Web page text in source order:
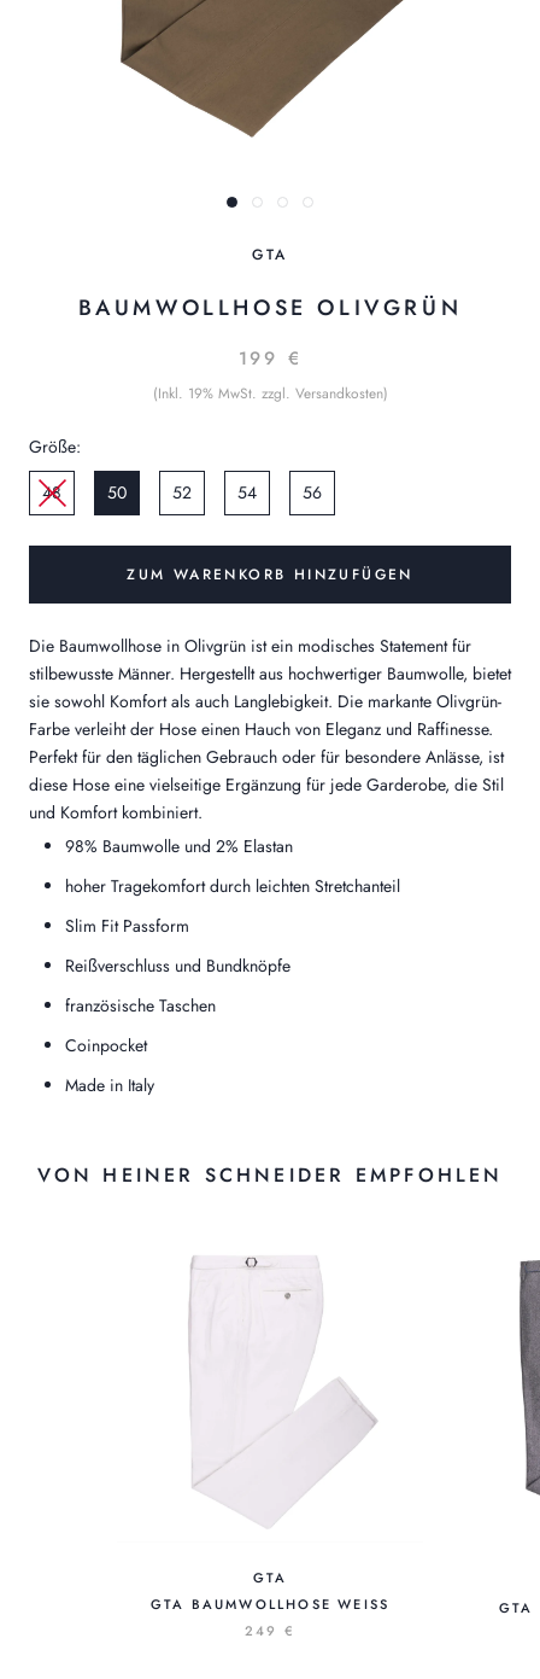
GTA
BAUMWOLLHOSE OLIVGRÜN
199 €
(Inkl. 19% MwSt. zzgl. Versandkosten)
Größe:
48
50 52 54 56
ZUM WARENKORB HINZUFÜGEN
Die Baumwollhose in Olivgrün ist ein modisches Statement für
stilbewusste Männer. Hergestellt aus hochwertiger Baumwolle, bietet
sie sowohl Komfort als auch Langlebigkeit. Die markante Olivgrün-
Farbe verleiht der Hose einen Hauch von Eleganz und Raffinesse.
Perfekt für den täglichen Gebrauch oder für besondere Anlässe, ist
diese Hose eine vielseitige Ergänzung für jede Garderobe, die Stil
und Komfort kombiniert.
98% Baumwolle und 2% Elastan
hoher Tragekomfort durch leichten Stretchanteil
Slim Fit Passform
Reißverschluss und Bundknöpfe
französische Taschen
Coinpocket
Made in Italy
VON HEINER SCHNEIDER EMPFOHLEN
GTA
GTA BAUMWOLLHOSE WEISS
249 €
GTA